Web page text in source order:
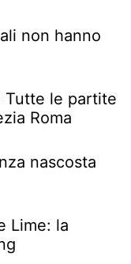
non hanno
Tutte le partite
Roma
nascosta
Lime: la